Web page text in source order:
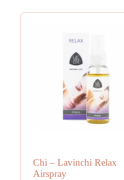
Chi – Lavinchi Relax
Airspray